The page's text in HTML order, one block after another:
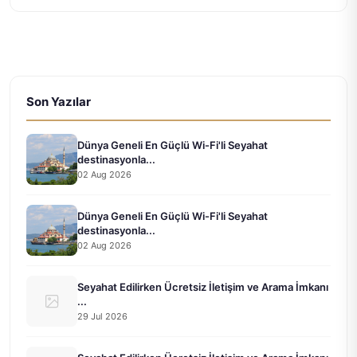
Son Yazılar
Dünya Geneli En Güçlü Wi-Fi'li Seyahat
destinasyonla...
02 Aug 2026
Dünya Geneli En Güçlü Wi-Fi'li Seyahat
destinasyonla...
02 Aug 2026
Seyahat Edilirken Ücretsiz İletişim ve Arama İmkanı
...
29 Jul 2026